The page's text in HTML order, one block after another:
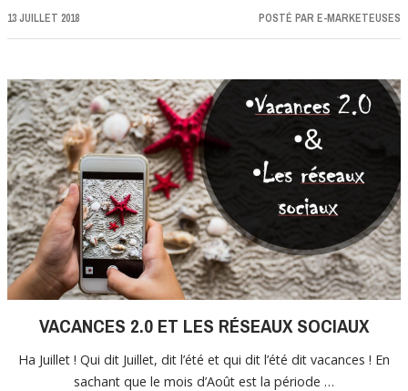
13 JUILLET 2018 POSTÉ PAR E-MARKETEUSES
VACANCES 2.0 ET LES RÉSEAUX SOCIAUX
Ha Juillet ! Qui dit Juillet, dit l’été et qui dit l’été dit vacances ! En
sachant que le mois d’Août est la période …